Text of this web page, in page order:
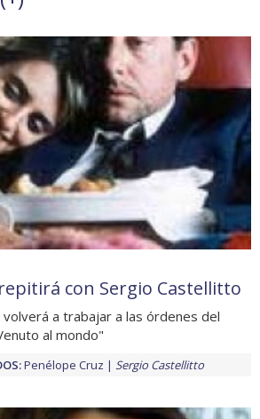
con Sergio Castellitto
a trabajar a las órdenes del
al mondo"
Penélope Cruz Sergio Castellitto